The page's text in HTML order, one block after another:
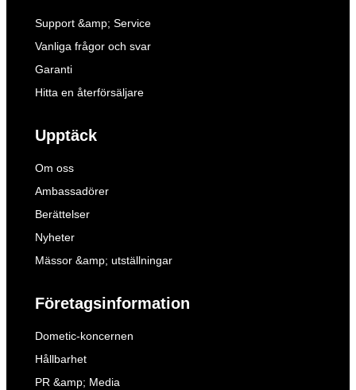
Support &amp; Service
Vanliga frågor och svar
Garanti
Hitta en återförsäljare
Upptäck
Om oss
Ambassadörer
Berättelser
Nyheter
Mässor &amp; utställningar
Företagsinformation
Dometic-koncernen
Hållbarhet
PR &amp; Media